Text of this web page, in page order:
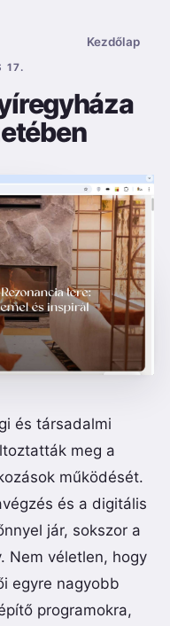
Kezdőlap
17.
és társadalmi
meg a
működését.
és a digitális
jár, sokszor a
Nem véletlen, hogy
egyre nagyobb
programokra,